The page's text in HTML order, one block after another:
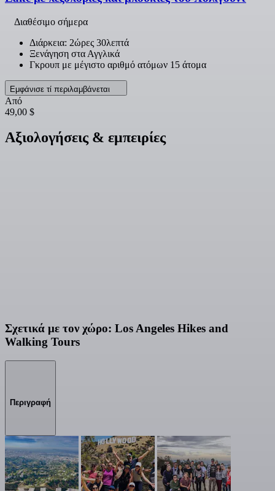
Διαθέσιμο σήμερα
Διάρκεια: 2ώρες 30λεπτά
Ξενάγηση στα Αγγλικά
Γκρουπ με μέγιστο αριθμό ατόμων 15 άτομα
Εμφάνισε τί περιλαμβάνεται
Από
49,00 $
Αξιολογήσεις & εμπειρίες
Σχετικά με τον χώρο: Los Angeles Hikes and
Walking Tours
Περιγραφή